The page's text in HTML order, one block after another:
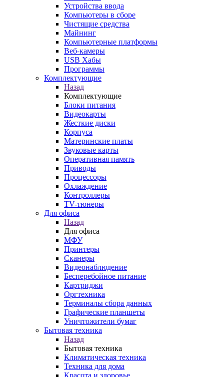
Устройства ввода
Компьютеры в сборе
Чистящие средства
Майнинг
Компьютерные платформы
Веб-камеры
USB Хабы
Программы
Комплектующие
Назад
Комплектующие
Блоки питания
Видеокарты
Жесткие диски
Корпуса
Материнские платы
Звуковые карты
Оперативная память
Приводы
Процессоры
Охлаждение
Контроллеры
TV-тюнеры
Для офиса
Назад
Для офиса
МФУ
Принтеры
Сканеры
Видеонаблюдение
Бесперебойное питание
Картриджи
Оргтехника
Терминалы сбора данных
Графические планшеты
Уничтожители бумаг
Бытовая техника
Назад
Бытовая техника
Климатическая техника
Техника для дома
Красота и здоровье